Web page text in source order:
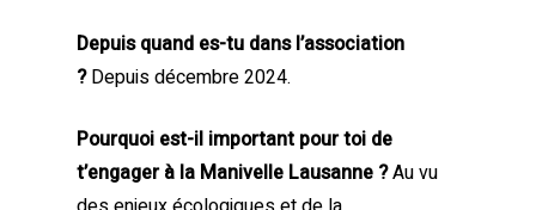
Depuis quand es-tu dans l’association
?Depuis décembre 2024.
Pourquoi est-il important pour toi de
t’engager à la Manivelle Lausanne ?Au vu